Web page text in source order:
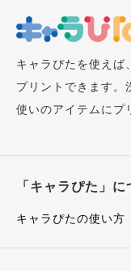
キャラぴたを使えば
プリントできます。
使いのアイテムにプ
「キャラぴた」に
キャラぴたの使い方